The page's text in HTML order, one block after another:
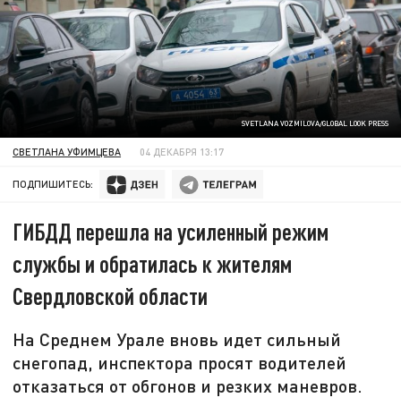
SVETLANA VOZMILOVA/GLOBAL LOOK PRESS
СВЕТЛАНА УФИМЦЕВА 04 ДЕКАБРЯ 13:17
ПОДПИШИТЕСЬ:
ГИБДД перешла на усиленный режим
службы и обратилась к жителям
Свердловской области
На Среднем Урале вновь идет сильный
снегопад, инспектора просят водителей
отказаться от обгонов и резких маневров.